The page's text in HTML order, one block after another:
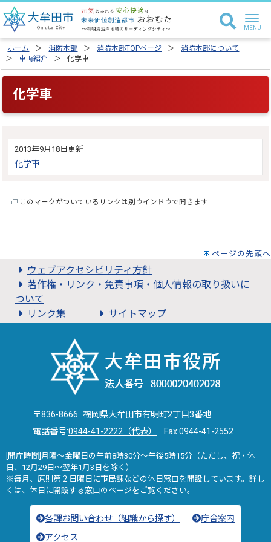
ホーム 消防本部 消防本部TOPページ
消防本部について
車両紹介
化学車
化学車
2013年9月18日更新
化学車
このマークがついているリンクは別ウインドウで開きます
ページの先頭へ
ウェブアクセシビリティ方針
著作権・リンク・免責事項・個人情報の取り扱いに
ついて
リンク集
サイトマップ
〒836-8666 福岡県大牟田市有明町2丁目3番地
電話番号:0944-41-2222（代表） Fax:0944-41-2552
[開庁時間]月曜～金曜日の午前8時30分～午後5時15分（ただし、祝・休
日、12月29日～翌年1月3日を除く）
※毎月、原則第２日曜日に市民課などの休日窓口を開設しています。詳し
くは、 休日に開設する窓口のページをご覧ください。
各課お問い合わせ（組織から探す）
庁舎案内
アクセス